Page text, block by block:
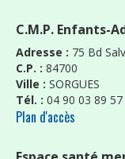
C.M.P. Enfants-
Adresse : 75 Bd
C.P. : 84700
Ville : SORGUES
Tél. : 04 90 03 89 57
Plan d'accès